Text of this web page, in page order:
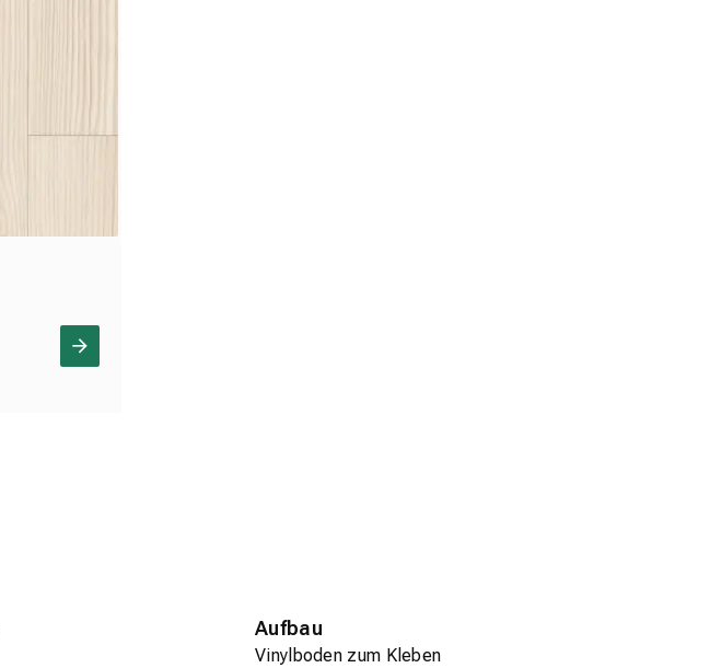
Aufbau
Vinylboden zum Kleben